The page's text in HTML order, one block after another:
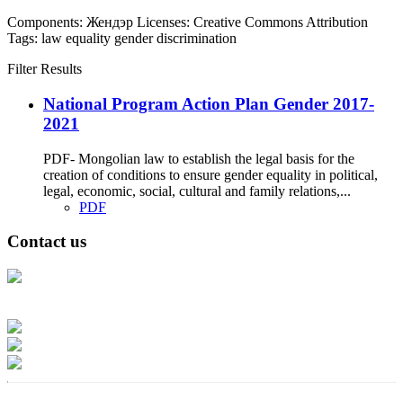
Components: Жендэр Licenses: Creative Commons Attribution
Tags: law equality genderdiscrimination
Filter Results
National Program Action Plan Gender 2017-
2021
PDF- Mongolian law to establish the legal basis for the
creation of conditions to ensure gender equality in political,
legal, economic, social, cultural and family relations,...
PDF
Contact us